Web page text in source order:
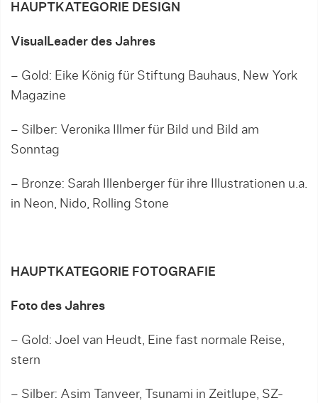
HAUPTKATEGORIE DESIGN
VisualLeader des Jahres
– Gold: Eike König für Stiftung Bauhaus, New York
Magazine
– Silber: Veronika Illmer für Bild und Bild am
Sonntag
– Bronze: Sarah Illenberger für ihre Illustrationen u.a.
in Neon, Nido, Rolling Stone
HAUPTKATEGORIE FOTOGRAFIE
Foto des Jahres
– Gold: Joel van Heudt, Eine fast normale Reise,
stern
– Silber: Asim Tanveer, Tsunami in Zeitlupe, SZ-